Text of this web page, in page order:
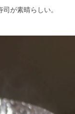
が素晴らしい。